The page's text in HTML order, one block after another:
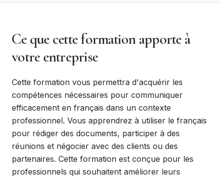
Ce que cette formation apporte à
votre entreprise
Cette formation vous permettra d'acquérir les
compétences nécessaires pour communiquer
efficacement en français dans un contexte
professionnel. Vous apprendrez à utiliser le français
pour rédiger des documents, participer à des
réunions et négocier avec des clients ou des
partenaires. Cette formation est conçue pour les
professionnels qui souhaitent améliorer leurs